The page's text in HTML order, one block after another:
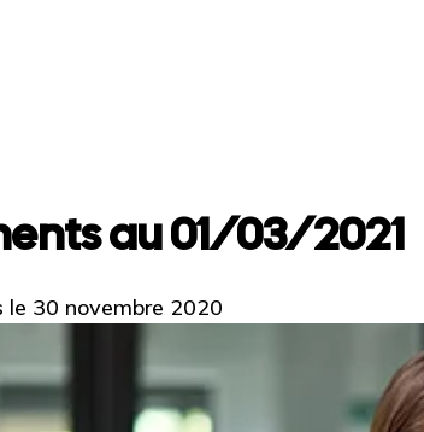
au 01/03/2021
le 30 novembre 2020